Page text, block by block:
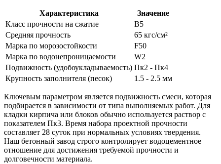
Характеристика
Значение
Класс прочности на сжатие
B5
Средняя прочность
65 кгс/см²
Марка по морозостойкости
F50
Марка по водонепроницаемости
W2
Подвижность (удобоукладываемость) Пк2 - Пк4
Крупность заполнителя (песок)
1.5 - 2.5 мм
Ключевым параметром является подвижность смеси, которая
подбирается в зависимости от типа выполняемых работ. Для
кладки кирпича или блоков обычно используется раствор с
показателем Пк3. Время набора проектной прочности
составляет 28 суток при нормальных условиях твердения.
Наш бетонный завод строго контролирует водоцементное
отношение для достижения требуемой прочности и
долговечности материала.